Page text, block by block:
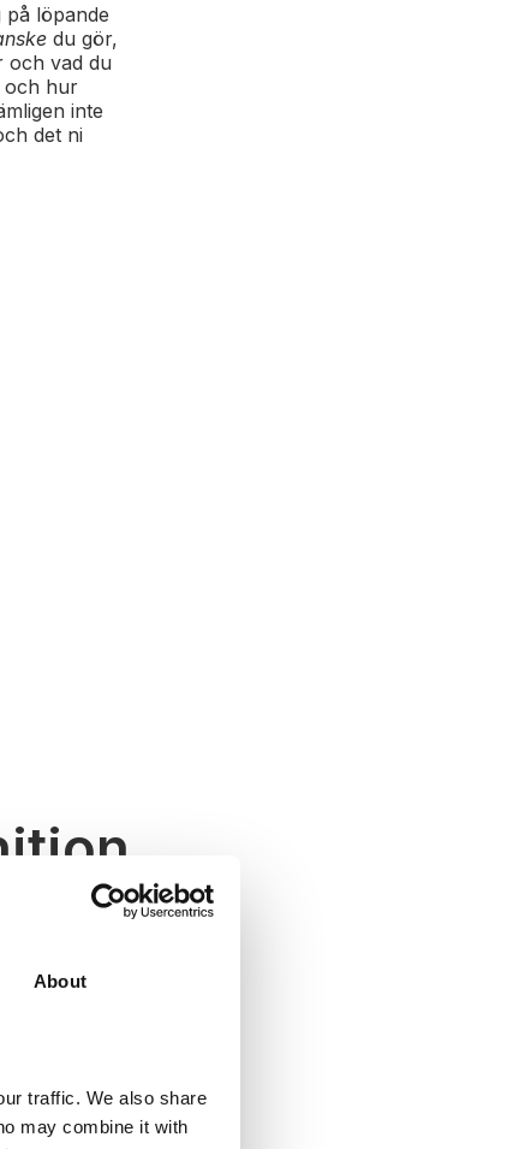
About
traffic. We also share
may combine it with
på löpande
du gör,
och vad du
och hur
inte
det ni
marketing
—
och